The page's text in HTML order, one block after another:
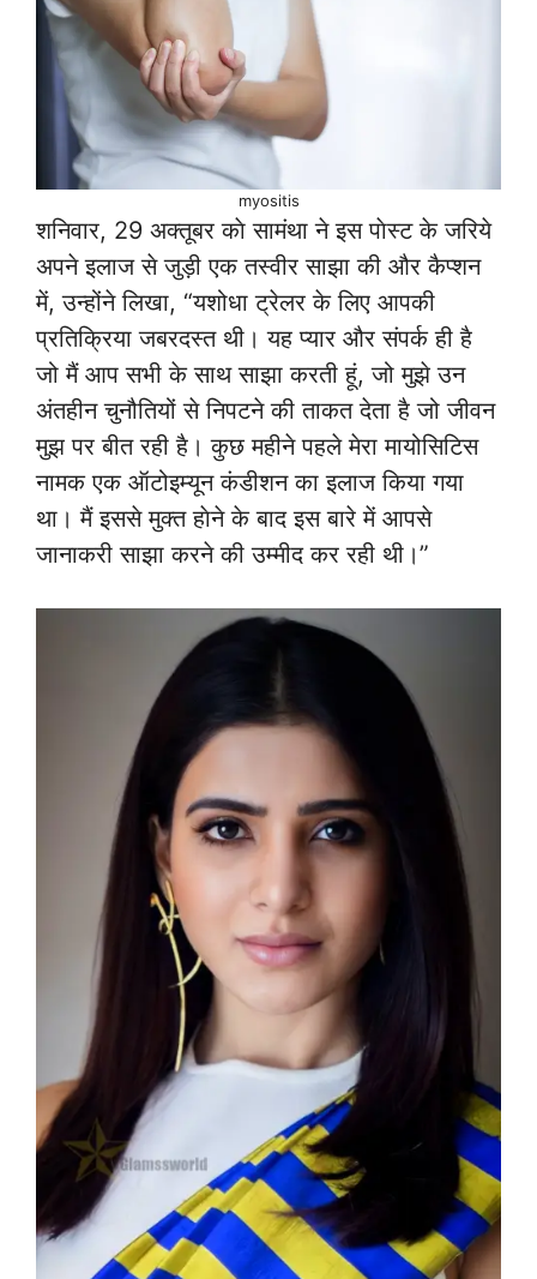
myositis
शनिवार, 29 अक्तूबर काे सामंथा ने इस पाेस्ट के जरिये
अपने इलाज से जुड़ी एक तस्वीर साझा की और कैप्शन
में, उन्होंने लिखा, “यशोधा ट्रेलर के लिए आपकी
प्रतिक्रिया जबरदस्त थी। यह प्यार और संपर्क ही है
जो मैं आप सभी के साथ साझा करती हूं, जो मुझे उन
अंतहीन चुनौतियों से निपटने की ताकत देता है जो जीवन
मुझ पर बीत रही है। कुछ महीने पहले मेरा मायोसिटिस
नामक एक ऑटोइम्यून कंडीशन का इलाज किया गया
था। मैं इससे मुक्त हाेने के बाद इस बारे में आपसे
जानाकरी साझा करने की उम्मीद कर रही थी।”